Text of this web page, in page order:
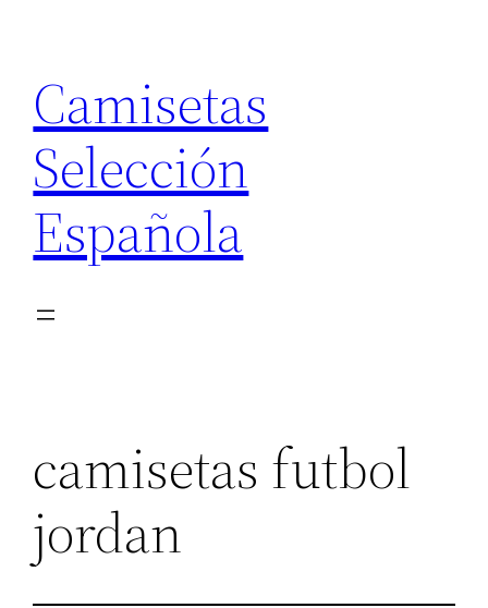
contenido
Camisetas
Selección
Española
camisetas futbol
jordan